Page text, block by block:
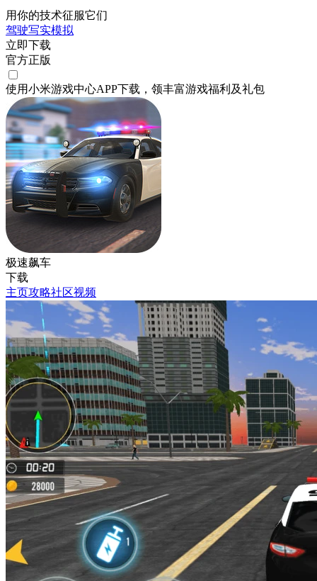
用你的技术征服它们
驾驶写实模拟
立即下载
官方正版
使用小米游戏中心APP下载 ，领丰富游戏福利 及礼包
极速飙车
下载
主页攻略社区视频